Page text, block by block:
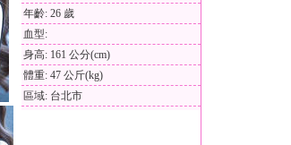
年齡: 26 歲
血型:
身高: 161 公分(cm)
體重: 47 公斤(kg)
區域: 台北市